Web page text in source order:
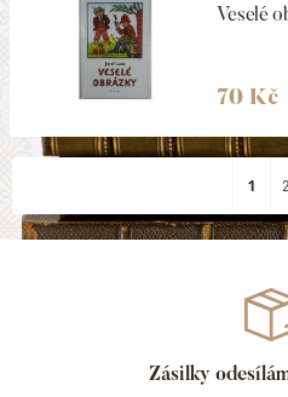
Veselé
70 Kč
1 2
Zásilky